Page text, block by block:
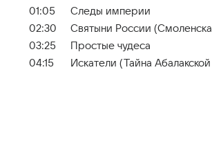
01:05
Следы империи
02:30
Святыни России
03:25
Простые чудеса
04:15
Искатели (Тайна